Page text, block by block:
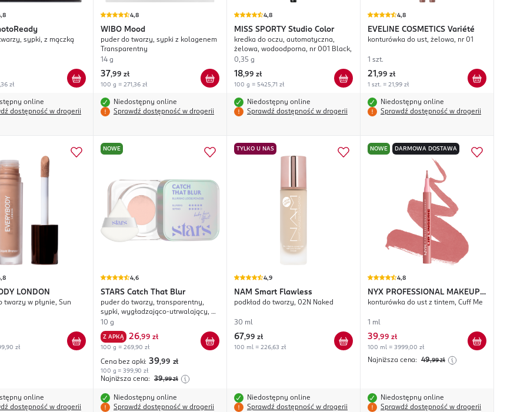
sypki, z mączką
zł
online
dostępność w drogerii
4,8
WIBO Mood
puder do twarzy, sypki z kolagenem
Transparentny
14 g
37,99 zł
100 g = 271,36 zł
Niedostępny online
Sprawdź dostępność w drogerii
4,8
MISS SPORTY Studio Color
kredka do oczu, automatyczna,
żelowa, wodoodporna, nr 001 Black,
0,35 g
18,99 zł
100 g = 5425,71 zł
Niedostępny online
Sprawdź dostępność w drogerii
4,8
EVELINE COSMETICS Variété
konturówka do ust, żelowa, nr 01
1 szt.
21 ,99 zł
1 szt. = 21,99 zł
Niedostępny online
Sprawdź dostępność w drogerii
LONDON
twarzy w płynie, Sun
zł
online
dostępność w drogerii
NOWE
4,6
STARS Catch That Blur
puder do twarzy, transparentny,
sypki, wygładzająco-utrwalający, nr
01 Natural Beige
10 g
Z APKĄ 26,99 zł
100 g = 269,90 zł
Cena bez apki: 39,99 zł
100 g = 399,90 zł
Najniższa cena: 39,99 zł
Niedostępny online
Sprawdź dostępność w drogerii
TYLKO U NAS
4,9
NAM Smart Flawless
podkład do twarzy, 02N Naked
30 ml
67,99 zł
100 ml = 226,63 zł
Niedostępny online
Sprawdź dostępność w drogerii
NOWE DARMOWA DOSTAWA
4,8
NYX PROFESSIONAL MAKEUP
Lip Lingerie
konturówka do ust z tintem, Cuff Me
1 ml
39,99 zł
100 ml = 3999,00 zł
Najniższa cena: 49,99 zł
Niedostępny online
Sprawdź dostępność w drogerii